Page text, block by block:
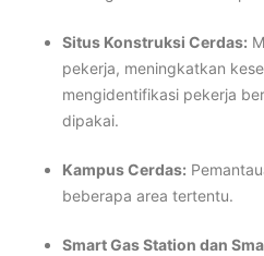
Situs Konstruksi Cerdas:
pekerja, meningkatkan
mengidentifikasi pekerja
dipakai.
Kampus Cerdas:
beberapa area tertentu.
Smart Gas Station dan